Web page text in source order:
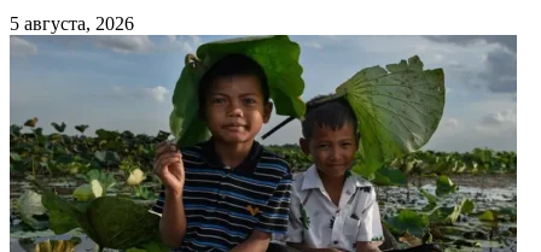
5 августа, 2026